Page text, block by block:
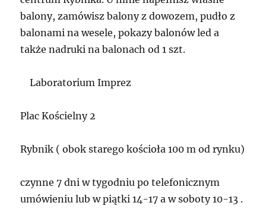
balony, zamówisz balony z dowozem, pudło z
balonami na wesele, pokazy balonów led a
także nadruki na balonach od 1 szt.
Laboratorium Imprez
Plac Kościelny 2
Rybnik ( obok starego kościoła 100 m od rynku)
czynne 7 dni w tygodniu po telefonicznym
umówieniu lub w piątki 14-17 a w soboty 10-13 .